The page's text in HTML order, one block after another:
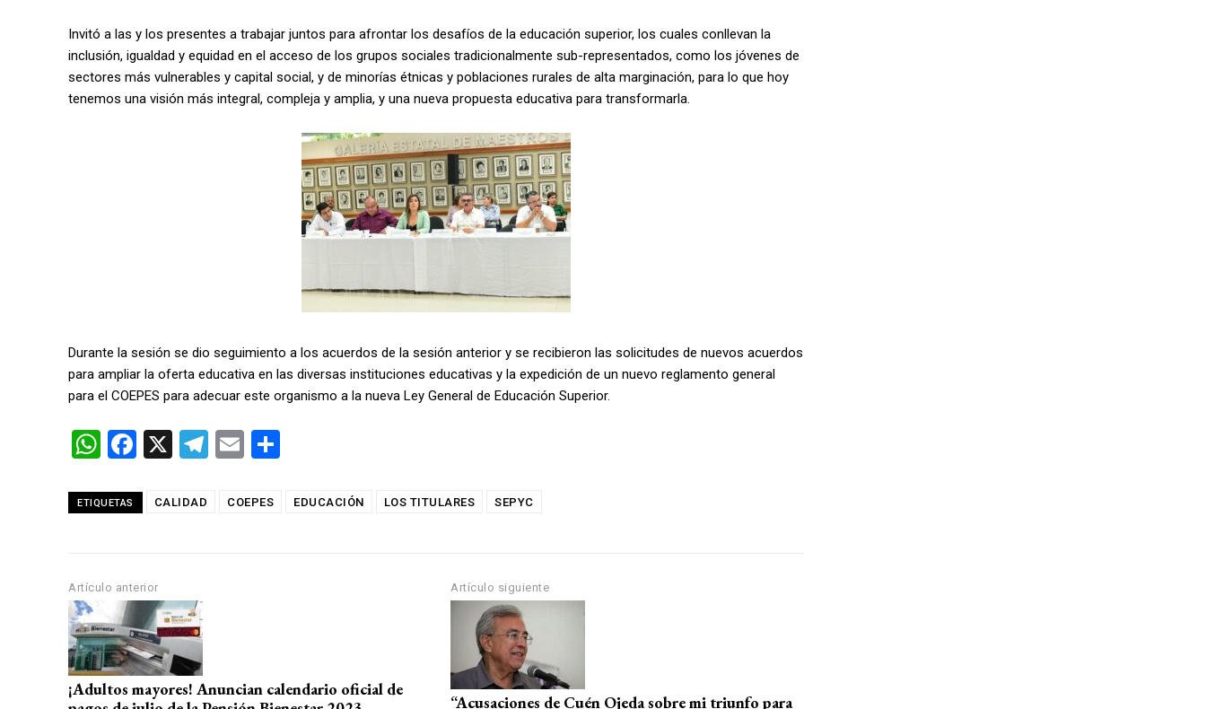
Invitó a las y los presentes a trabajar juntos para afrontar los desafíos de la educación superior, los cuales conllevan la
inclusión, igualdad y equidad en el acceso de los grupos sociales tradicionalmente sub-representados, como los jóvenes de
sectores más vulnerables y capital social, y de minorías étnicas y poblaciones rurales de alta marginación, para lo que hoy
tenemos una visión más integral, compleja y amplia, y una nueva propuesta educativa para transformarla.
Durante la sesión se dio seguimiento a los acuerdos de la sesión anterior y se recibieron las solicitudes de nuevos acuerdos
para ampliar la oferta educativa en las diversas instituciones educativas y la expedición de un nuevo reglamento general
para el COEPES para adecuar este organismo a la nueva Ley General de Educación Superior.
W
at
p
p
F
ce
o
k
X
T
E
ail
m
ETIQUETAS CALIDAD COEPES EDUCACIÓN LOS TITULARES SEPYC
Artículo anterior
¡Adultos mayores! Anuncian calendario oficial de
Artículo siguiente
“Acusaciones de Cuén Ojeda sobre mi triunfo para